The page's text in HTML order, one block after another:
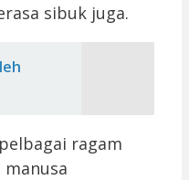
sibuk juga.
ragam